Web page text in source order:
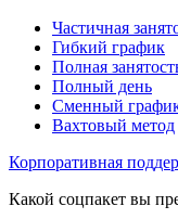
Частичная
Гибкий график
Полная
Полный день
Сменный
Вахтовый метод
Корпоративная
Какой соцпакет вы